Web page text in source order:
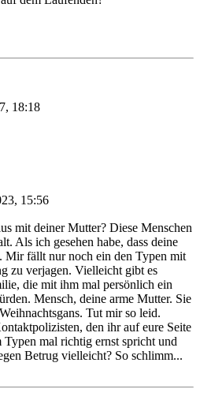
18:18
15:56
mit deiner Mutter? Diese Menschen
Als ich gesehen habe, dass deine
Mir fällt nur noch ein den Typen mit
zu verjagen. Vielleicht gibt es
die mit ihm mal persönlich ein
Mensch, deine arme Mutter. Sie
Tut mir so leid.
den ihr auf eure Seite
mal richtig ernst spricht und
Betrug vielleicht? So schlimm...